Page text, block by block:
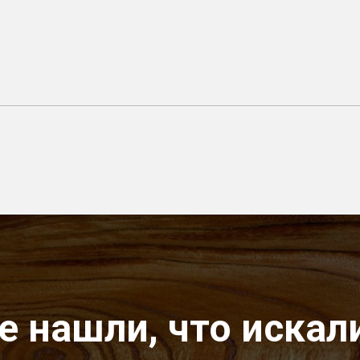
нашли, что